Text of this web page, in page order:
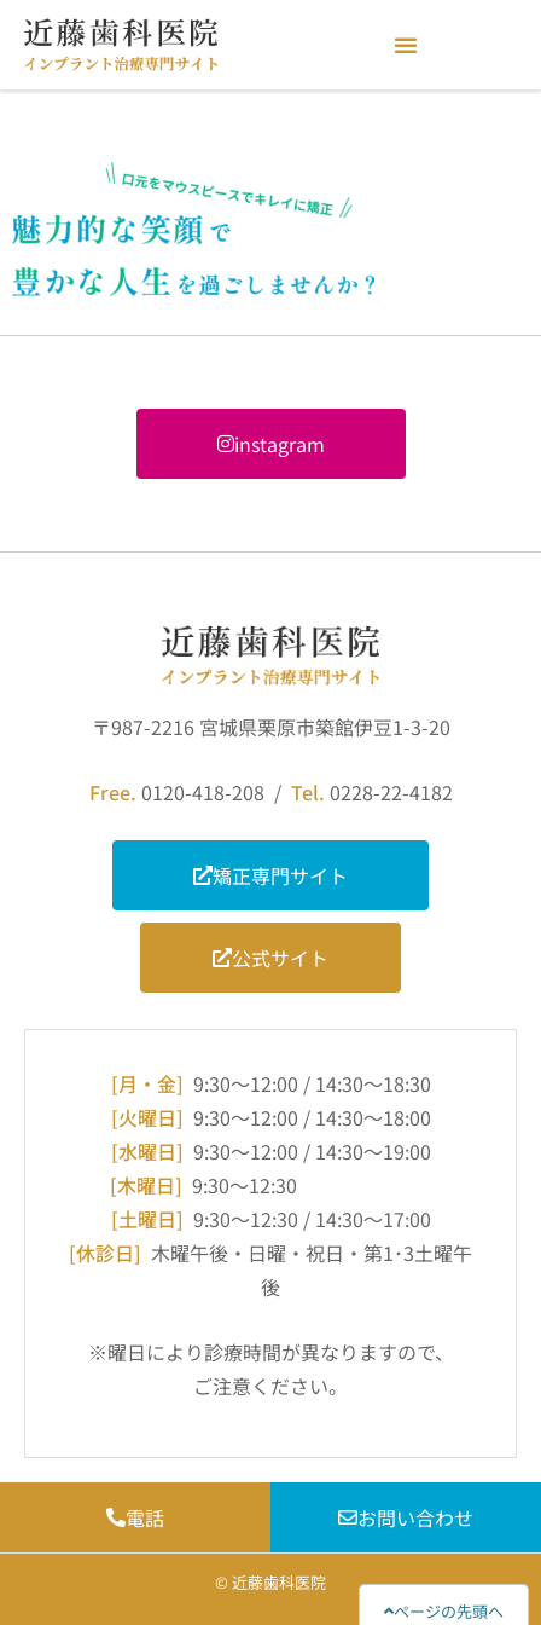
instagram
〒987-2216 宮城県栗原市築館伊豆1-3-20
Free. 0120-418-208 / Tel. 0228-22-4182
矯正専門サイト
公式サイト
[月・金] 9:30～12:00 / 14:30～18:30
[火曜日] 9:30～12:00 / 14:30～18:00
[水曜日] 9:30～12:00 / 14:30～19:00
[木曜日] 9:30～12:30
[土曜日] 9:30～12:30 / 14:30～17:00
[休診日] 木曜午後・日曜・祝日・第1･3土曜午
後
※曜日により診療時間が異なりますので、
ご注意ください。
ページの先頭へ
電話 お問い合わせ
© 近藤歯科医院